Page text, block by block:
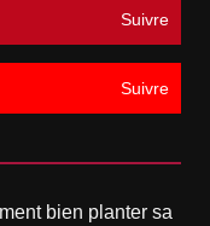
Suivre
Suivre
bien planter sa